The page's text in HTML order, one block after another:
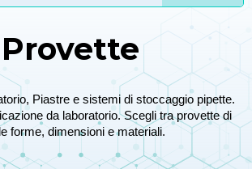
Provette
Piastre e sistemi di stoccaggio pipette.
da laboratorio. Scegli tra provette di
forme, dimensioni e materiali.